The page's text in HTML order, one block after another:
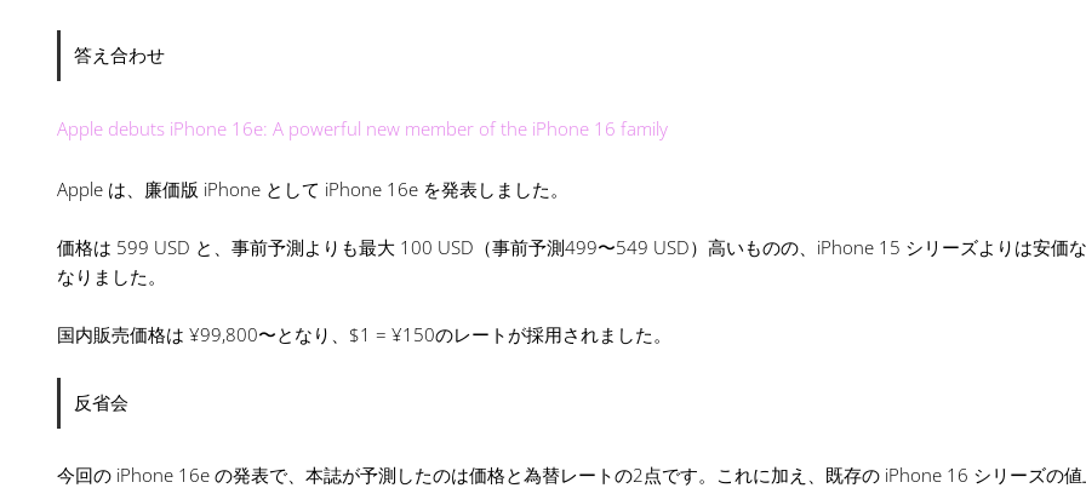
答え合わせ
Apple debuts iPhone 16e: A powerful new member of the iPhone 16 family
Apple は、廉価版 iPhone として iPhone 16e を発表しました。
価格は 599 USD と、事前予測よりも最大 100 USD（事前予測499〜549 USD）高いものの、iPhone 15 シリーズよりは安価
なりました。
国内販売価格は ¥99,800〜となり、$1 = ¥150のレートが採用されました。
反省会
今回の iPhone 16e の発表で、本誌が予測したのは価格と為替レートの2点です。これに加え、既存の iPhone 16 シリーズの